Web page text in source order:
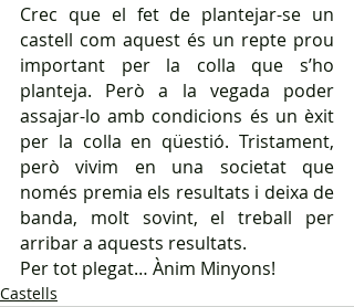
Crec que el fet de plantejar-se un
castell com aquest és un repte prou
important per la colla que s’ho
planteja. Però a la vegada poder
assajar-lo amb condicions és un èxit
per la colla en qüestió. Tristament,
però vivim en una societat que
només premia els resultats i deixa de
banda, molt sovint, el treball per
arribar a aquests resultats.
Per tot plegat… Ànim Minyons!
Castells